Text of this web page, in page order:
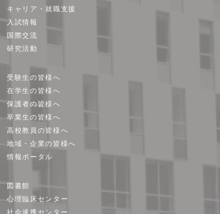
プ
キャリア・就職支援
入試情報
国際交流
研究活動
受験生の皆様へ
在学生の皆様へ
保護者の皆様へ
卒業生の皆様へ
高校教員の皆様へ
地域・企業の皆様へ
情報ポータル
図書館
心理臨床センター
社会連携センター